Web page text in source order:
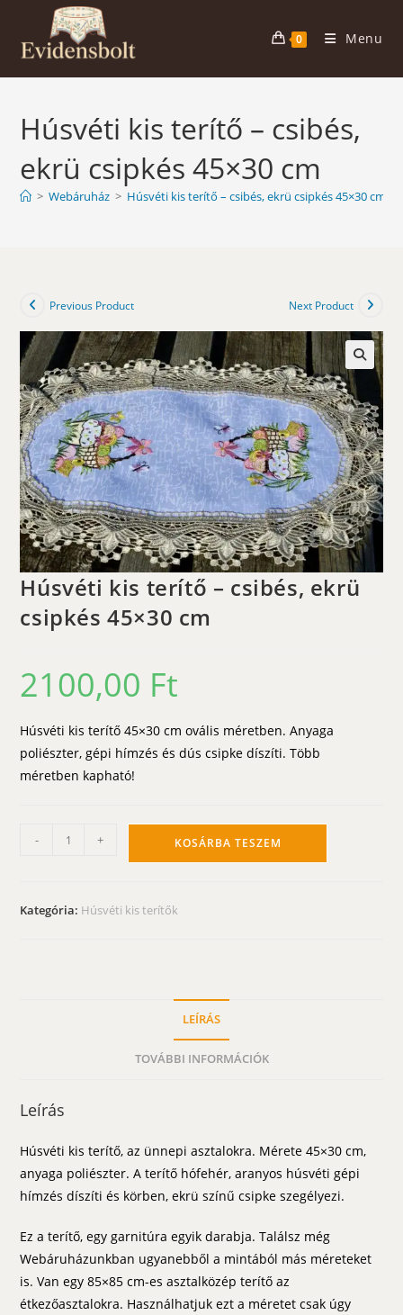
content
0 Menu
Húsvéti kis terítő – csibés,
ekrü csipkés 45×30 cm
> Webáruház > Húsvéti kis terítő – csibés, ekrü csipkés 45×30 cm
Previous Product Next Product
🔍
Húsvéti kis terítő – csibés, ekrü
csipkés 45×30 cm
2100,00 Ft
Húsvéti kis terítő 45×30 cm ovális méretben. Anyaga
poliészter, gépi hímzés és dús csipke díszíti. Több
méretben kapható!
- + KOSÁRBA TESZEM
Kategória: Húsvéti kis terítők
LEÍRÁS
TOVÁBBI INFORMÁCIÓK
Leírás
Húsvéti kis terítő, az ünnepi asztalokra. Mérete 45×30 cm,
anyaga poliészter. A terítő hófehér, aranyos húsvéti gépi
hímzés díszíti és körben, ekrü színű csipke szegélyezi.
Ez a terítő, egy garnitúra egyik darabja. Találsz még
Webáruházunkban ugyanebből a mintából más méreteket
is. Van egy 85×85 cm-es asztalközép terítő az
étkezőasztalokra. Használhatjuk ezt a méretet csak úgy